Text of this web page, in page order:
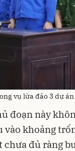
vụ lừa đảo 3 dự án
đoạn này
vào khoảng
chưa đủ ràng